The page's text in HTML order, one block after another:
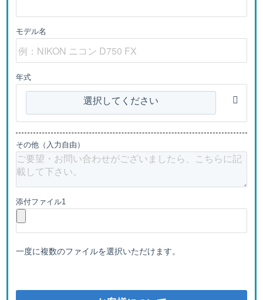
モデル名
年式
選択してください
その他（入力自由）
添付ファイル1
一度に複数のファイルを選択いただけます。